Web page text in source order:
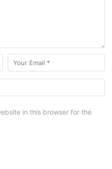
in this browser for the